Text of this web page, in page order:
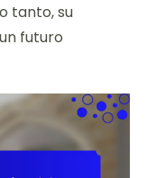
tanto, su
futuro